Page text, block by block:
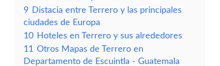
9 Distacia entre Terrero y las principales
ciudades de Europa
10 Hoteles en Terrero y sus alrededores
11 Otros Mapas de Terrero en
Departamento de Escuintla - Guatemala